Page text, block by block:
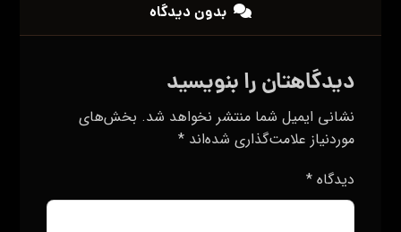
بدون دیدگاه
دیدگاهتان را بنویسید
نشانی ایمیل شما منتشر نخواهد شد. بخش‌های
موردنیاز علامت‌گذاری شده‌اند*
دیدگاه*